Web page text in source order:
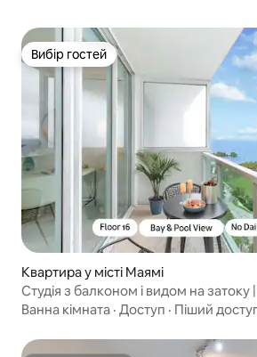
Вибір гостей
Вибір гостей
Квартира у місті Маямі
Студія з балконом і видом на
Ванна кімната · Доступ · Піший